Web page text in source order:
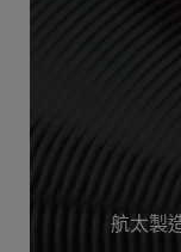
航太製